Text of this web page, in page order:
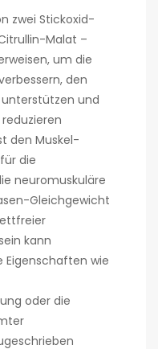
zwei Stickoxid-
Malat –
um die
den
und
den Muskel-
die
neuromuskuläre
Gleichgewicht
kann
Eigenschaften wie
oder die